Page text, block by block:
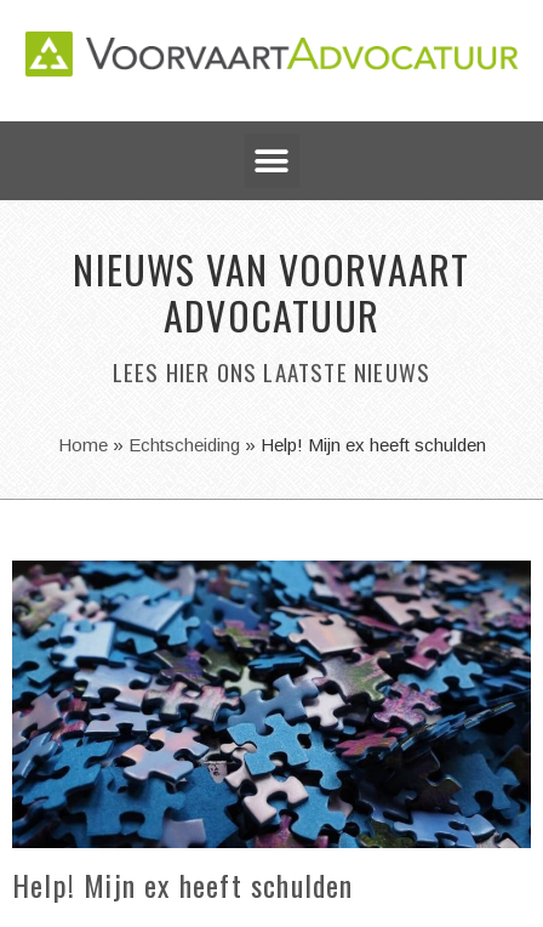
NIEUWS VAN VOORVAART
ADVOCATUUR
LEES HIER ONS LAATSTE NIEUWS
Home» Echtscheiding » Help! Mijn ex heeft schulden
Help! Mijn ex heeft schulden